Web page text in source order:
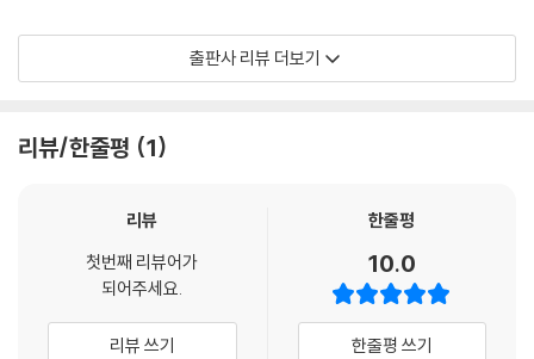
---본문 중에서
★ 〈하나님 궁금해요〉 시리즈
① 세상은 누가 만들었나요?
④ 성경은 어떤 책인가요?
출판사 리뷰 더보기
리뷰/한줄평 1
리뷰
첫번째 리뷰어가
되어주세요.
리뷰 쓰기
한줄평
10.0
한줄평 쓰기